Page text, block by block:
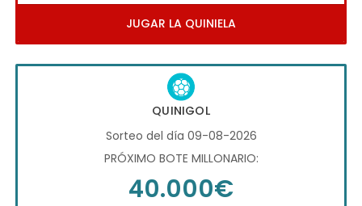
JUGAR LA QUINIELA
QUINIGOL
Sorteo del día 09-08-2026
PRÓXIMO BOTE MILLONARIO:
40.000€